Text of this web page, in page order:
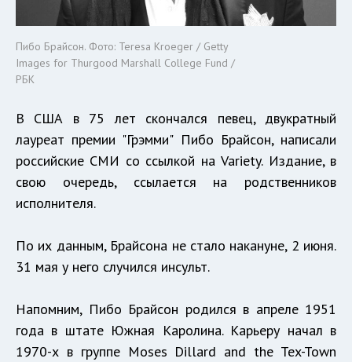
Пибо Брайсон. Фото: Teresa Kroeger / Getty
Images for Thurgood Marshall College Fund /
РБК
В США в 75 лет скончался певец, двукратный
лауреат премии "Грэмми" Пибо Брайсон, написали
российские СМИ со ссылкой на Variety. Издание, в
свою очередь, ссылается на родственников
исполнителя.
По их данным, Брайсона не стало накануне, 2 июня.
31 мая у него случился инсульт.
Напомним, Пибо Брайсон родился в апреле 1951
года в штате Южная Каролина. Карьеру начал в
1970-х в группе Moses Dillard and the Tex-Town